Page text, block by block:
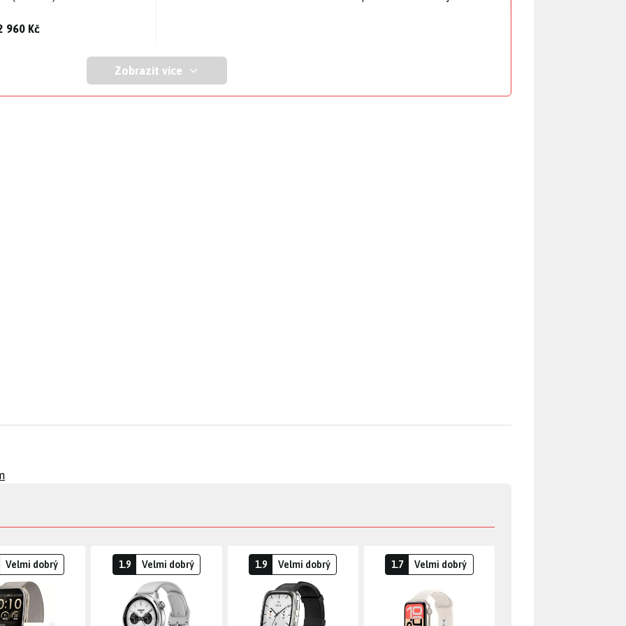
960 Kč
Zobrazit více
Velmi dobrý 1.9 Velmi dobrý 1.9 Velmi dobrý 1.7 Velmi dobrý